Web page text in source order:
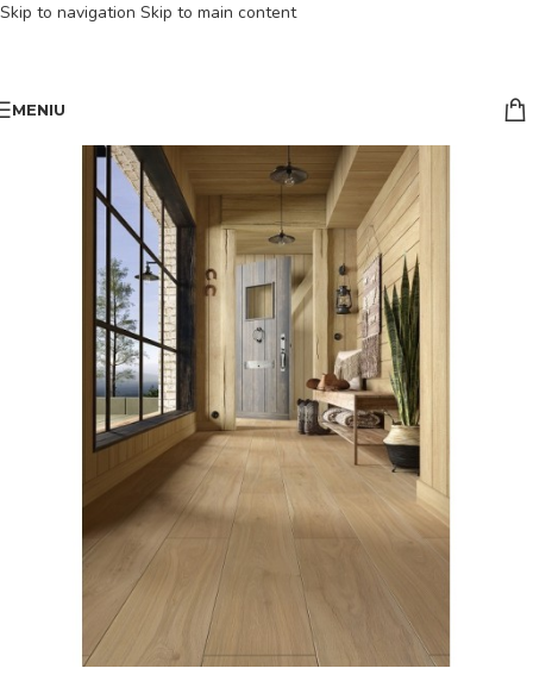
Skip to navigation Skip to main content
MENIU